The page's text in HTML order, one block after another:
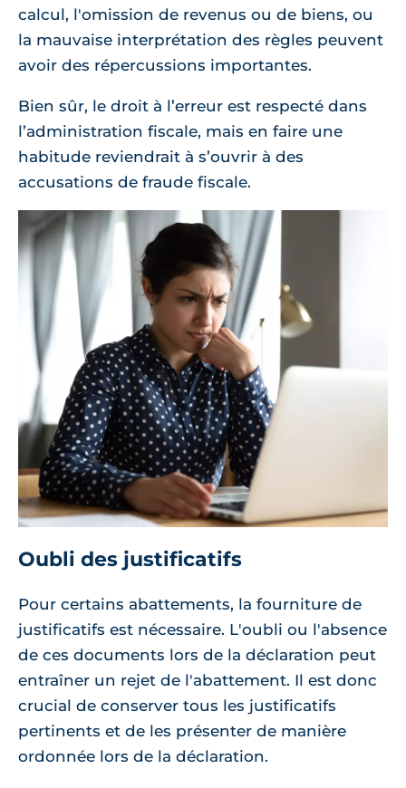
calcul, l'omission de revenus ou de biens, ou
la mauvaise interprétation des règles peuvent
avoir des répercussions importantes.
Bien sûr, le droit à l’erreur est respecté dans
l’administration fiscale, mais en faire une
habitude reviendrait à s’ouvrir à des
accusations de fraude fiscale.
Oubli des justificatifs
Pour certains abattements, la fourniture de
justificatifs est nécessaire. L'oubli ou l'absence
de ces documents lors de la déclaration peut
entraîner un rejet de l'abattement. Il est donc
crucial de conserver tous les justificatifs
pertinents et de les présenter de manière
ordonnée lors de la déclaration.